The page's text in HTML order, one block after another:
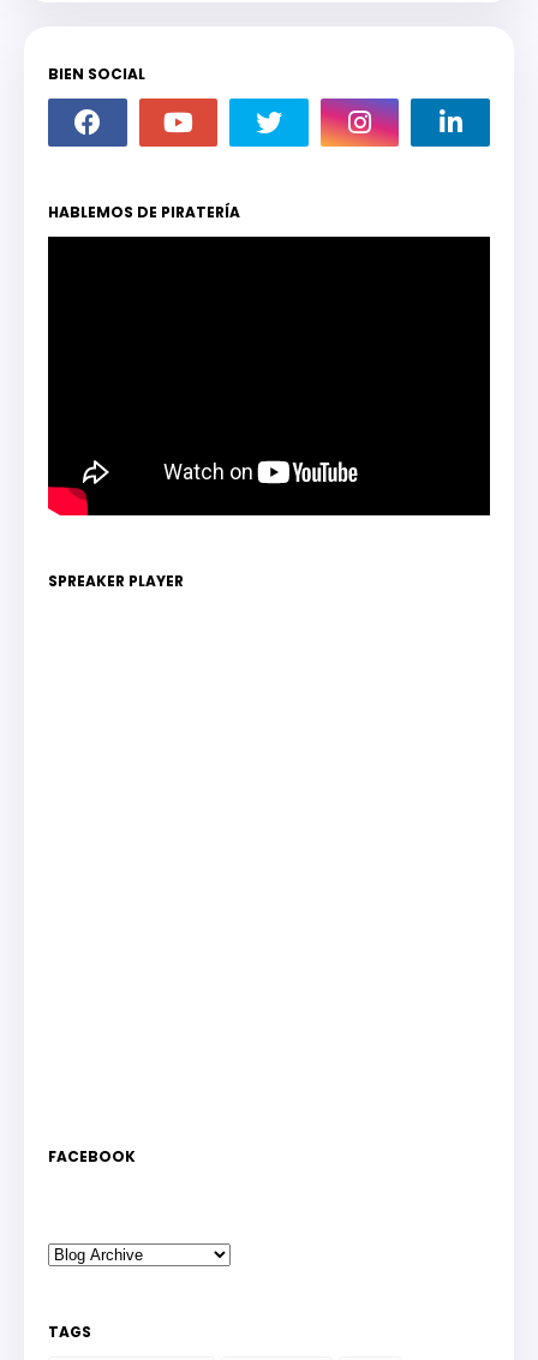
BIEN SOCIAL
HABLEMOS DE PIRATERÍA
SPREAKER PLAYER
FACEBOOK
TAGS